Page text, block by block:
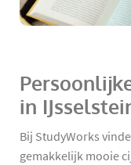
in
Bij StudyWorks
gemakkelijk mooie